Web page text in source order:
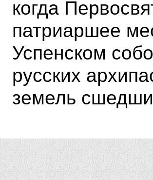
когда
патриаршее
Успенском
русских
земель